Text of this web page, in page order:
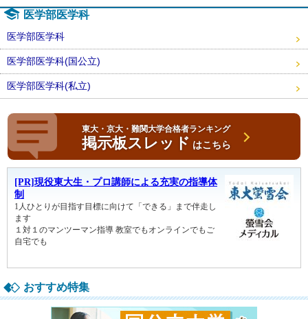
医学部医学科
医学部医学科
医学部医学科(国公立)
医学部医学科(私立)
東大・京大・難関大学合格者ランキング
掲示板スレッド はこちら
おすすめ特集